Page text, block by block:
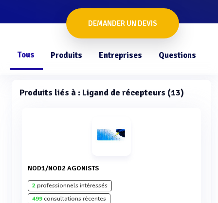
DEMANDER UN DEVIS
Tous Produits Entreprises Questions
Produits liés à : Ligand de récepteurs (13)
NOD1/NOD2 AGONISTS
2professionnels intéressés
499consultations récentes